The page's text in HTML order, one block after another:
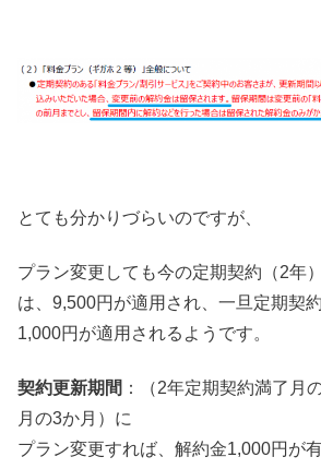
とても分かりづらいのですが、
プラン変更しても今の定期契約（2年
は、9,500円が適用され、一旦定期契
1,000円が適用されるようです。
契約更新期間 ：（2年定期契約満了月
月の3か月）に
プラン変更すれば、解約金1,000円が